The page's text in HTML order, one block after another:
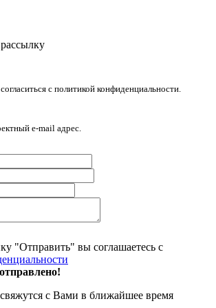
с политикой конфиденциальности.
e-mail адрес.
"Отправить" вы соглашаетесь с
с Вами в ближайшее время